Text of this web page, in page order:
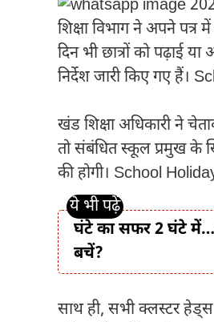
शिक्षा विभाग ने अपने
दिन भी छात्रों को पढ़ाई
निर्देश जारी किए गए हैं।
खंड शिक्षा अधिकारी ने
तो संबंधित स्कूल प्रमुख के
की होगी। School
घंटे का सफर 2 घंटे
बचें?
साथ ही, सभी क्लस्टर हेड्स